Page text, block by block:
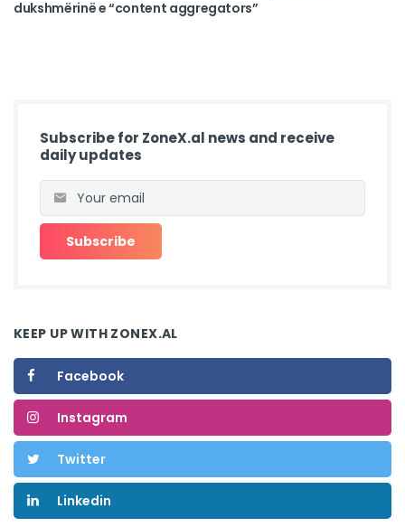
dukshmërinë e “content aggregators”
Subscribe for ZoneX.al news and receive
daily updates
KEEP UP WITH ZONEX.AL
Facebook
Instagram
Twitter
Linkedin